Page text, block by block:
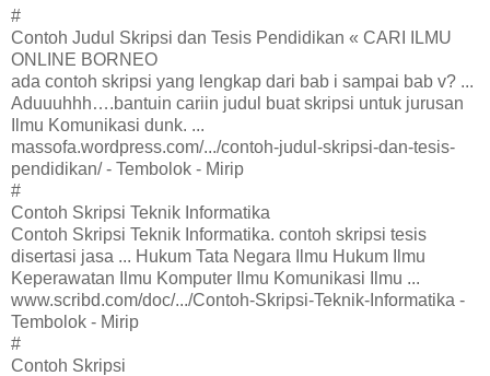
#
Contoh Judul Skripsi dan Tesis Pendidikan « CARI ILMU
ONLINE BORNEO
ada contoh skripsi yang lengkap dari bab i sampai bab v? ...
Aduuuhhh….bantuin cariin judul buat skripsi untuk jurusan
Ilmu Komunikasi dunk. ...
massofa.wordpress.com/.../contoh-judul-skripsi-dan-tesis-
pendidikan/ - Tembolok - Mirip
#
Contoh Skripsi Teknik Informatika
Contoh Skripsi Teknik Informatika. contoh skripsi tesis
disertasi jasa ... Hukum Tata Negara Ilmu Hukum Ilmu
Keperawatan Ilmu Komputer Ilmu Komunikasi Ilmu ...
www.scribd.com/doc/.../Contoh-Skripsi-Teknik-Informatika -
Tembolok - Mirip
#
Contoh Skripsi